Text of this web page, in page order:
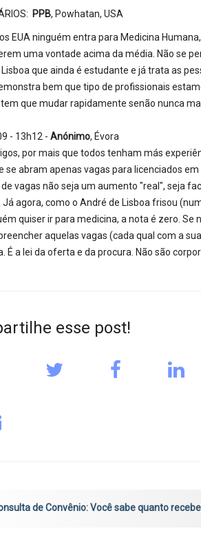
PPB, Powhatan, USA
EUA ninguém entra para Medicina
uma vontade acima da média. Não se
que ainda é estudante e já trata as
bem que tipo de profissionais
que mudar rapidamente senão nunca
- 13h12 - Anónimo, Évora
por mais que todos tenham más
se abram apenas vagas para licenciados
vagas não seja um aumento "real", seja
Já agora, como o André de Lisboa frisou
quiser ir para medicina, a nota é zero.
aquelas vagas (cada qual com a
É a lei da oferta e da procura. Não são
esse post!
de Convênio: Você sabe quanto